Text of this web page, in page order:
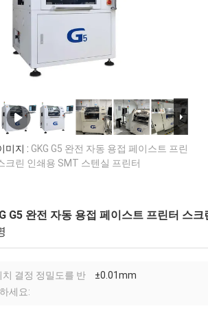
미지 : GKG G5 완전 자동 용접 페이스트 프린
크린 인쇄용 SMT 스텐실 프린터
G5 완전 자동 용접 페이스트 프린터 스
치 결정 정밀도를 반
세요:
±0.01mm